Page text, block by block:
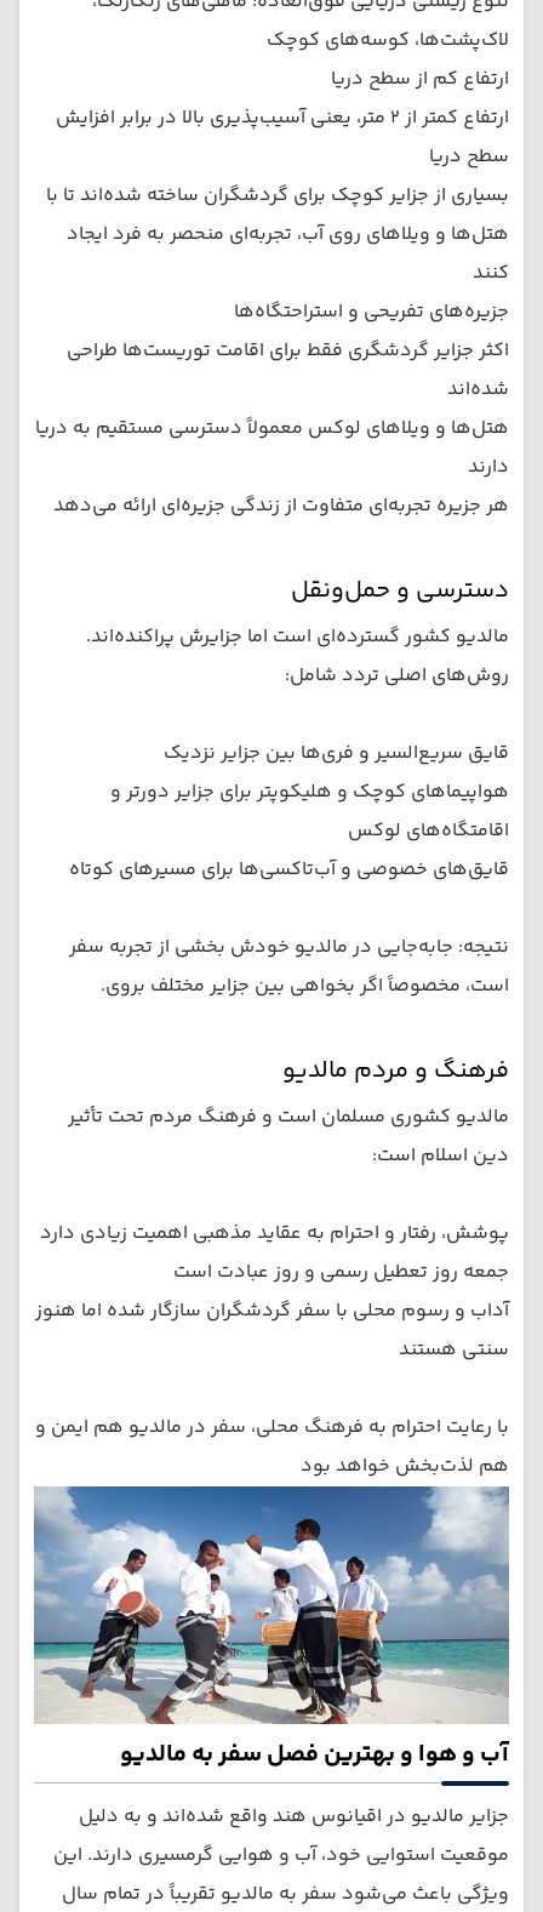
لاک‌پشت‌ها، کوسه‌های کوچک
ارتفاع کم از سطح دریا
ارتفاع کمتر از ۲ متر، یعنی آسیب‌پذیری بالا در برابر افزایش
سطح دریا
بسیاری از جزایر کوچک برای گردشگران ساخته شده‌اند تا با
هتل‌ها و ویلاهای روی آب، تجربه‌ای منحصر به فرد ایجاد
کنند
جزیره‌های تفریحی و استراحتگاه‌ها
اکثر جزایر گردشگری فقط برای اقامت توریست‌ها طراحی
شده‌اند
هتل‌ها و ویلاهای لوکس معمولاً دسترسی مستقیم به دریا
دارند
هر جزیره تجربه‌ای متفاوت از زندگی جزیره‌ای ارائه می‌دهد
دسترسی و حمل‌ونقل
مالدیو کشور گسترده‌ای است اما جزایرش پراکنده‌اند.
روش‌های اصلی تردد شامل:
قایق سریع‌السیر و فری‌ها بین جزایر نزدیک
هواپیماهای کوچک و هلیکوپتر برای جزایر دورتر و
اقامتگاه‌های لوکس
قایق‌های خصوصی و آب‌تاکسی‌ها برای مسیرهای کوتاه
نتیجه: جابه‌جایی در مالدیو خودش بخشی از تجربه سفر
است، مخصوصاً اگر بخواهی بین جزایر مختلف بروی.
فرهنگ و مردم مالدیو
مالدیو کشوری مسلمان است و فرهنگ مردم تحت تأثیر
دین اسلام است:
پوشش، رفتار و احترام به عقاید مذهبی اهمیت زیادی دارد
جمعه روز تعطیل رسمی و روز عبادت است
آداب و رسوم محلی با سفر گردشگران سازگار شده اما هنوز
سنتی هستند
با رعایت احترام به فرهنگ محلی، سفر در مالدیو هم ایمن و
هم لذت‌بخش خواهد بود
آب و هوا و بهترین فصل سفر به مالدیو
جزایر مالدیو در اقیانوس هند واقع شده‌اند و به دلیل
موقعیت استوایی خود، آب و هوایی گرمسیری دارند. این
ویژگی باعث می‌شود سفر به مالدیو تقریباً در تمام سال